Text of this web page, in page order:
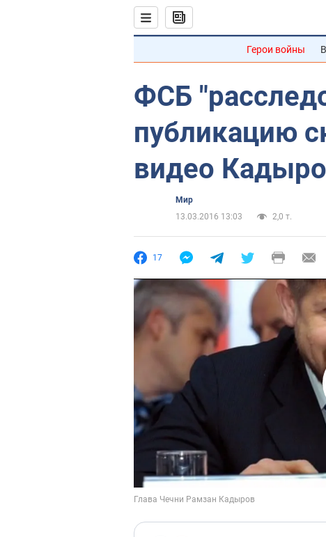
Герои войны
ФСБ
публикацию
видео
Мир
13.03.2016 13:03
2,0 т.
17